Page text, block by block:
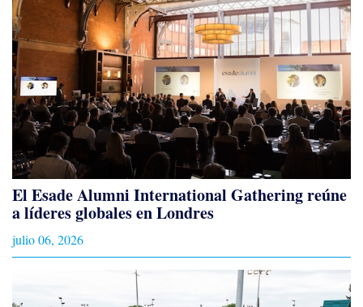
El Esade Alumni International Gathering reúne
a líderes globales en Londres
julio 06, 2026